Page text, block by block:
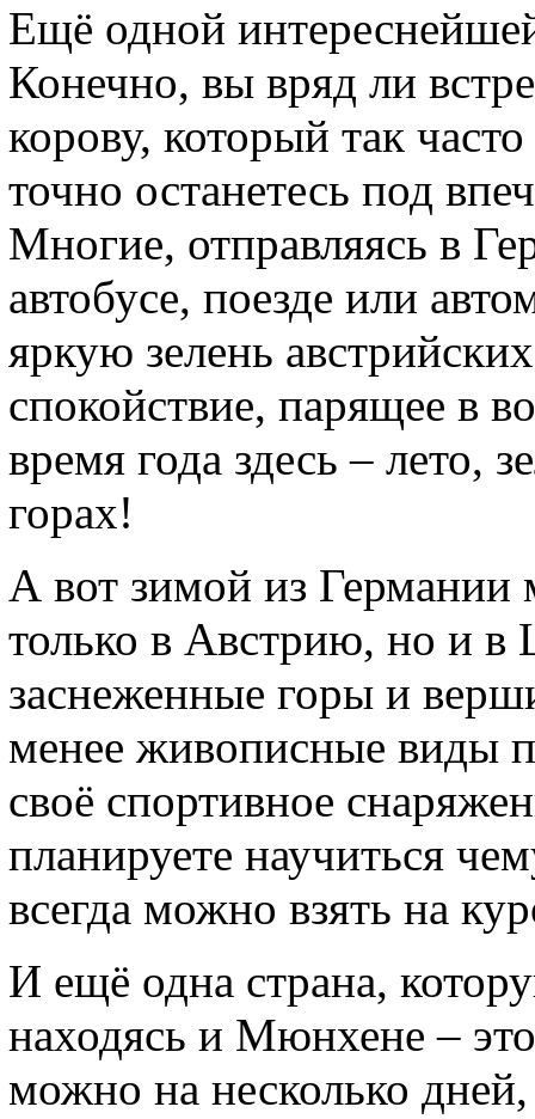
Ещё одной
Конечно, вы вряд ли
корову, который так
точно останетесь под
Многие, отправляясь в
автобусе, поезде или
яркую зелень
спокойствие, парящее в
время года здесь – лето,
горах!
А вот зимой из Германии
только в Австрию, но и
заснеженные горы и
менее живописные виды
своё спортивное
планируете научиться
всегда можно взять на
И ещё одна страна,
находясь и Мюнхене –
можно на несколько